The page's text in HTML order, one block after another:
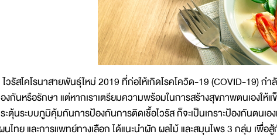
ไวรัสโคโรนาสายพันธุ์ใหม่ 2019 ที่ก่อให้เกิดโรคโควิด-19 (COVID-19) ก
งกันหรือรักษา แต่หากเราเตรียมความพร้อมในการสร้างสุขภาพตนเองให้
ะตุ้นระบบภูมิคุ้มกันการป้องกันการติดเชื้อไวรัส ก็จะเป็นเกราะป้องกันตนเอ
นไทย และการแพทย์ทางเลือก ได้แนะนำผัก ผลไม้ และสมุนไพร 3 กลุ่ม เพื่